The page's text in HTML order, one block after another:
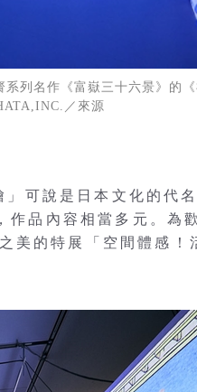
列名作《富嶽三十六景》的《
／來源
可說是日本文化的代
作品內容相當多元。為
美的特展「空間體感！